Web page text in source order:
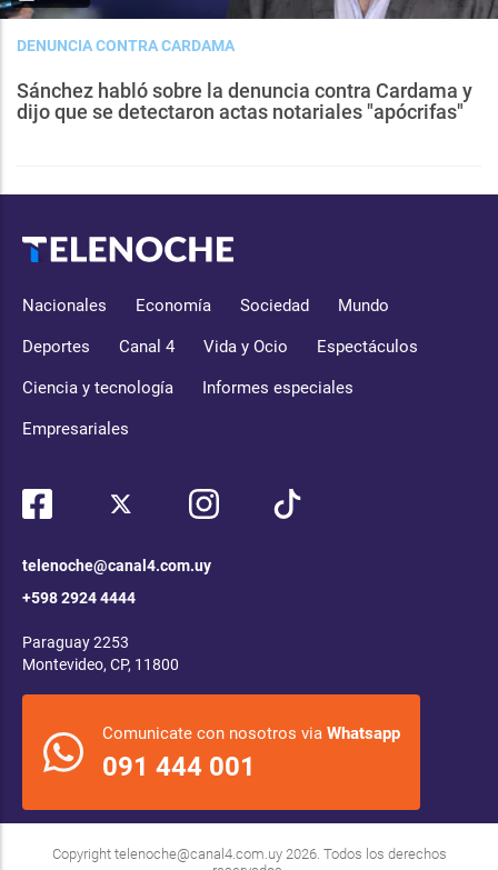
DENUNCIA CONTRA CARDAMA
Sánchez habló sobre la denuncia contra Cardama y
dijo que se detectaron actas notariales "apócrifas"
Nacionales Economía Sociedad Mundo
Deportes Canal 4 Vida y Ocio Espectáculos
Ciencia y tecnología Informes especiales
Empresariales
telenoche@canal4.com.uy
+598 2924 4444
Paraguay 2253
Montevideo, CP, 11800
Comunicate con nosotros via Whatsapp
091 444 001
Copyright telenoche@canal4.com.uy2026. Todos los derechos